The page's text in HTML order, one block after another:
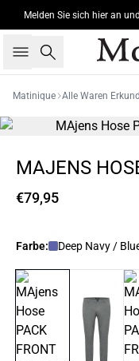
Melden Sie sich hier an
Suche
Matinique Alle Waren
MAJENS
€79,95
Farbe: Deep Navy /